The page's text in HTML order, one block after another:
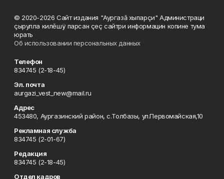
© 2020-2026 Сайт издания "Аургазă хыпарçи" Администраци
çырулла килĕшÿ парсан çеç сайтри информацин копине тума
юрать
Об использовании персональных данных
Телефон
834745 (2-18-45)
Эл. почта
aurgazi_vest_new@mail.ru
Адрес
453480, Аургазинский район, с.Толбазы, ул.Первомайская,10
Рекламная служба
834745 (2-01-67)
Редакция
834745 (2-18-45)
Отдел кадров